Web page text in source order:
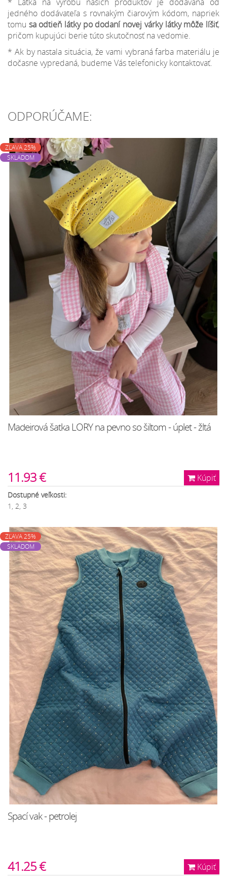
jedného dodávateľa s rovnakým čiarovým kódom, napriek
tomu sa odtieň látky po dodaní novej várky látky môže líšiť,
pričom kupujúci berie túto skutočnosť na vedomie.
* Ak by nastala situácia, že vami vybraná farba materiálu je
dočasne vypredaná, budeme Vás telefonicky kontaktovať.
ODPORÚČAME:
ZĽAVA 25%
SKLADOM
Madeirová šatka LORY na pevno so šiltom - úplet - žltá
Kúpiť
11.93 €
Dostupné veľkosti:
1, 2, 3
ZĽAVA 25%
SKLADOM
Spací vak - petrolej
Kúpiť
41.25 €